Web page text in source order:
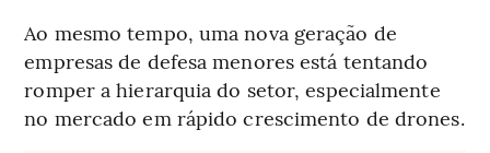
Ao mesmo tempo, uma nova geração de
empresas de defesa menores está tentando
romper a hierarquia do setor, especialmente
no mercado em rápido crescimento de drones.